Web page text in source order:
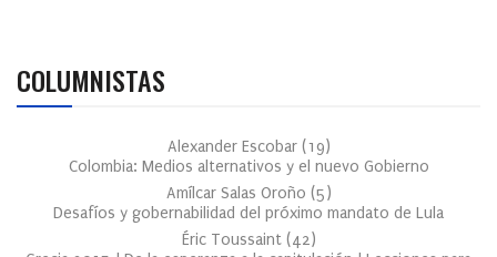
COLUMNISTAS
Alexander Escobar (19)
Colombia: Medios alternativos y el nuevo Gobierno
Amílcar Salas Oroño (5)
Desafíos y gobernabilidad del próximo mandato de Lula
Éric Toussaint (42)